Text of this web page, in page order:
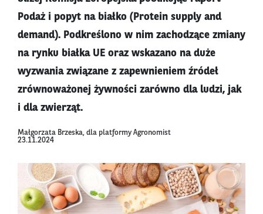
Podaż i popyt na białko (Protein supply and
demand). Podkreślono w nim zachodzące zmiany
na rynku białka UE oraz wskazano na duże
wyzwania związane z zapewnieniem źródeł
zrównoważonej żywności zarówno dla ludzi, jak
i dla zwierząt.
Małgorzata Brzeska, dla platformy Agronomist
23.11.2024